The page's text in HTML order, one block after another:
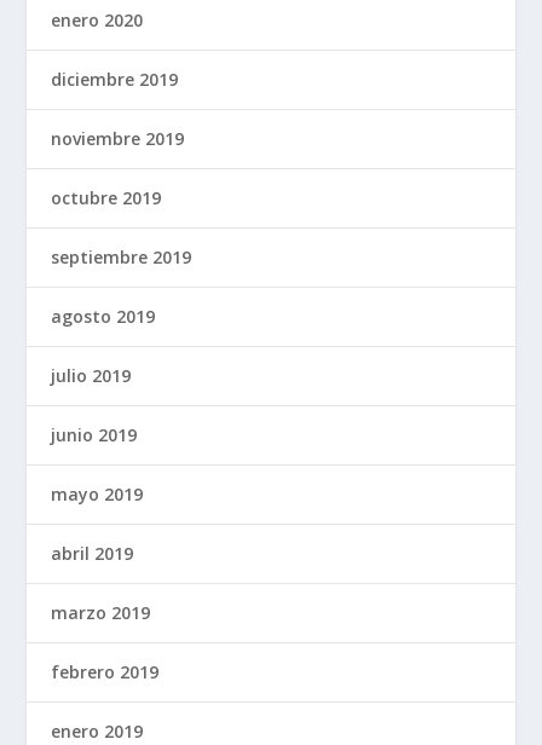
enero 2020
diciembre 2019
noviembre 2019
octubre 2019
septiembre 2019
agosto 2019
julio 2019
junio 2019
mayo 2019
abril 2019
marzo 2019
febrero 2019
enero 2019